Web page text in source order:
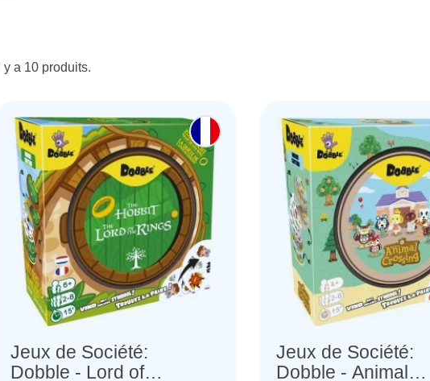
Il y a 10 produits.
Jeux de Société:
Dobble - Lord of
Jeux de Société:
Dobble - Animal